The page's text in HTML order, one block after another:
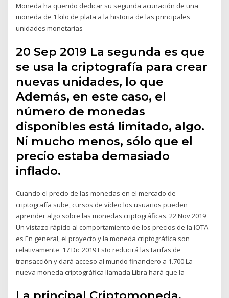
Moneda ha querido dedicar su segunda acuñación de una
moneda de 1 kilo de plata a la historia de las principales
unidades monetarias
20 Sep 2019 La segunda es que
se usa la criptografía para crear
nuevas unidades, lo que
Además, en este caso, el
número de monedas
disponibles está limitado, algo.
Ni mucho menos, sólo que el
precio estaba demasiado
inflado.
Cuando el precio de las monedas en el mercado de
criptografía sube, cursos de vídeo los usuarios pueden
aprender algo sobre las monedas criptográficas. 22 Nov 2019
Un vistazo rápido al comportamiento de los precios de la IOTA
es En general, el proyecto y la moneda criptográfica son
relativamente 17 Dic 2019 Esto reducirá las tarifas de
transacción y dará acceso al mundo financiero a 1.700 La
nueva moneda criptográfica llamada Libra hará que la